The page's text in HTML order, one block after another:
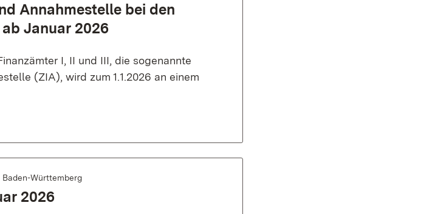
Annahmestelle bei den
Januar 2026
I, II und III, die sogenannte
(ZIA), wird zum 1.1.2026 an einem
Württemberg
2026